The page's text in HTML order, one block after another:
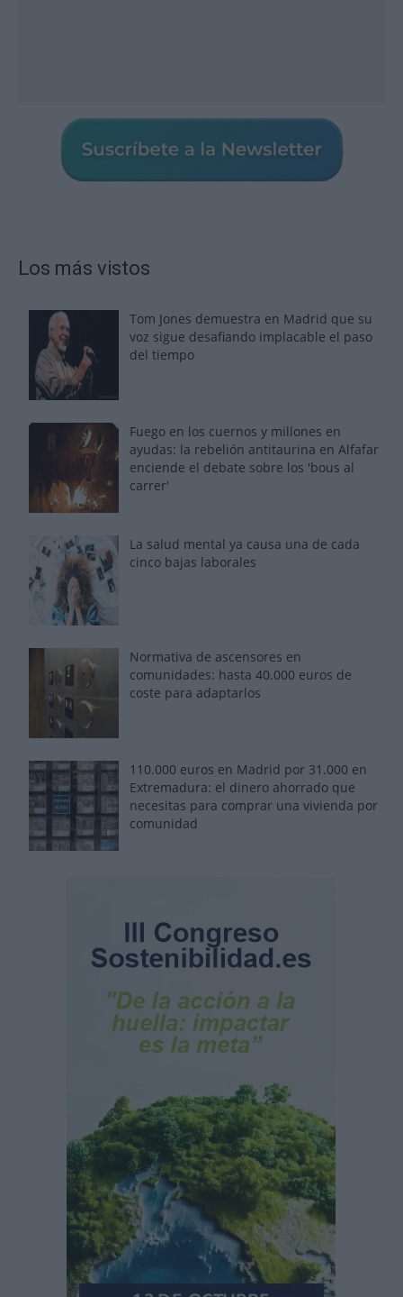
Los más vistos
Tom Jones demuestra en Madrid que su
voz sigue desafiando implacable el paso
del tiempo
Fuego en los cuernos y millones en
ayudas: la rebelión antitaurina en Alfafar
enciende el debate sobre los 'bous al
carrer'
La salud mental ya causa una de cada
cinco bajas laborales
Normativa de ascensores en
comunidades: hasta 40.000 euros de
coste para adaptarlos
110.000 euros en Madrid por 31.000 en
Extremadura: el dinero ahorrado que
necesitas para comprar una vivienda por
comunidad